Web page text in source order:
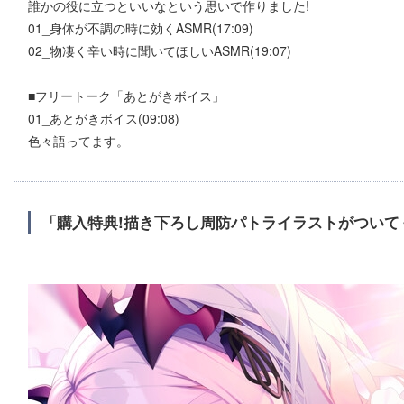
誰かの役に立つといいなという思いで作りました!
01_身体が不調の時に効くASMR(17:09)
02_物凄く辛い時に聞いてほしいASMR(19:07)
■フリートーク「あとがきボイス」
01_あとがきボイス(09:08)
色々語ってます。
「購入特典!描き下ろし周防パトライラストがつい